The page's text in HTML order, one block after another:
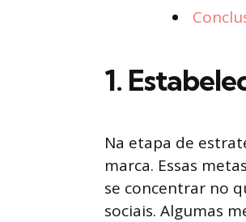
1.
Na etapa de
marca. Essas
se concentrar no
sociais. Algumas